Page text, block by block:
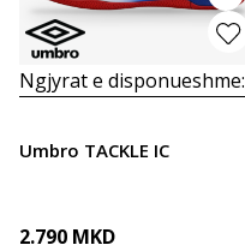
Ngjyrat e disponueshme:
Umbro TACKLE IC
2.790 MKD